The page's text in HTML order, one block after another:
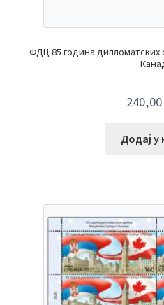
ФДЦ 85 година дипломатских
240,00
Додај у